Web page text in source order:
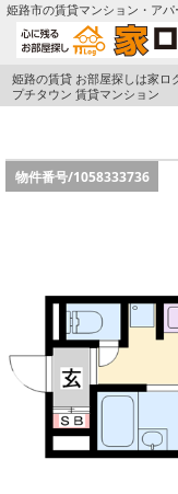
姫路市の賃貸マンション・アパ
TOPページ
ペットOK物件
初期費用リーズナ
都市ガス物件
路線·駅から探す
姫路の賃貸 お部屋探しは家ロ
プチタウン 賃貸マンション
物件番号/1058333736